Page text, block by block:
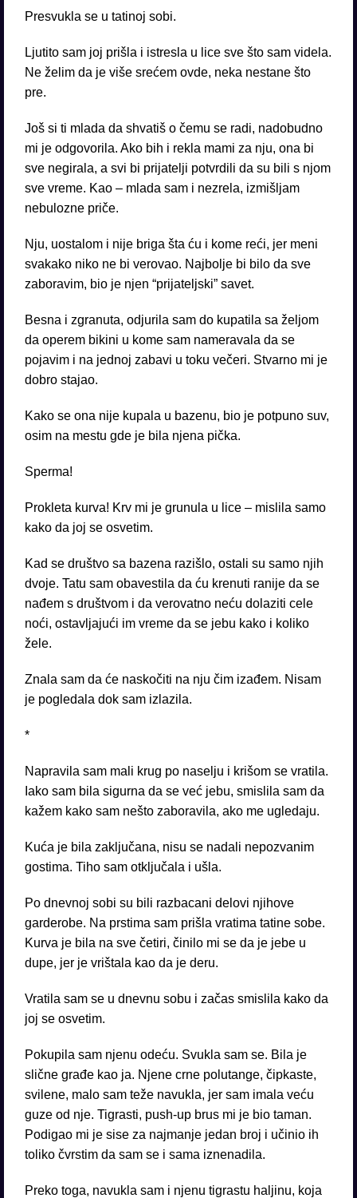
Presvukla se u tatinoj sobi.
Ljutito sam joj prišla i istresla u lice sve što sam videla.
Ne želim da je više srećem ovde, neka nestane što
pre.
Još si ti mlada da shvatiš o čemu se radi, nadobudno
mi je odgovorila. Ako bih i rekla mami za nju, ona bi
sve negirala, a svi bi prijatelji potvrdili da su bili s njom
sve vreme. Kao – mlada sam i nezrela, izmišljam
nebulozne priče.
Nju, uostalom i nije briga šta ću i kome reći, jer meni
svakako niko ne bi verovao. Najbolje bi bilo da sve
zaboravim, bio je njen “prijateljski” savet.
Besna i zgranuta, odjurila sam do kupatila sa željom
da operem bikini u kome sam nameravala da se
pojavim i na jednoj zabavi u toku večeri. Stvarno mi je
dobro stajao.
Kako se ona nije kupala u bazenu, bio je potpuno suv,
osim na mestu gde je bila njena pička.
Sperma!
Prokleta kurva! Krv mi je grunula u lice – mislila samo
kako da joj se osvetim.
Kad se društvo sa bazena razišlo, ostali su samo njih
dvoje. Tatu sam obavestila da ću krenuti ranije da se
nađem s društvom i da verovatno neću dolaziti cele
noći, ostavljajući im vreme da se jebu kako i koliko
žele.
Znala sam da će naskočiti na nju čim izađem. Nisam
je pogledala dok sam izlazila.
*
Napravila sam mali krug po naselju i krišom se vratila.
Iako sam bila sigurna da se već jebu, smislila sam da
kažem kako sam nešto zaboravila, ako me ugledaju.
Kuća je bila zaključana, nisu se nadali nepozvanim
gostima. Tiho sam otključala i ušla.
Po dnevnoj sobi su bili razbacani delovi njihove
garderobe. Na prstima sam prišla vratima tatine sobe.
Kurva je bila na sve četiri, činilo mi se da je jebe u
dupe, jer je vrištala kao da je deru.
Vratila sam se u dnevnu sobu i začas smislila kako da
joj se osvetim.
Pokupila sam njenu odeću. Svukla sam se. Bila je
slične građe kao ja. Njene crne polutange, čipkaste,
svilene, malo sam teže navukla, jer sam imala veću
guze od nje. Tigrasti, push-up brus mi je bio taman.
Podigao mi je sise za najmanje jedan broj i učinio ih
toliko čvrstim da sam se i sama iznenadila.
Preko toga, navukla sam i njenu tigrastu haljinu, koja